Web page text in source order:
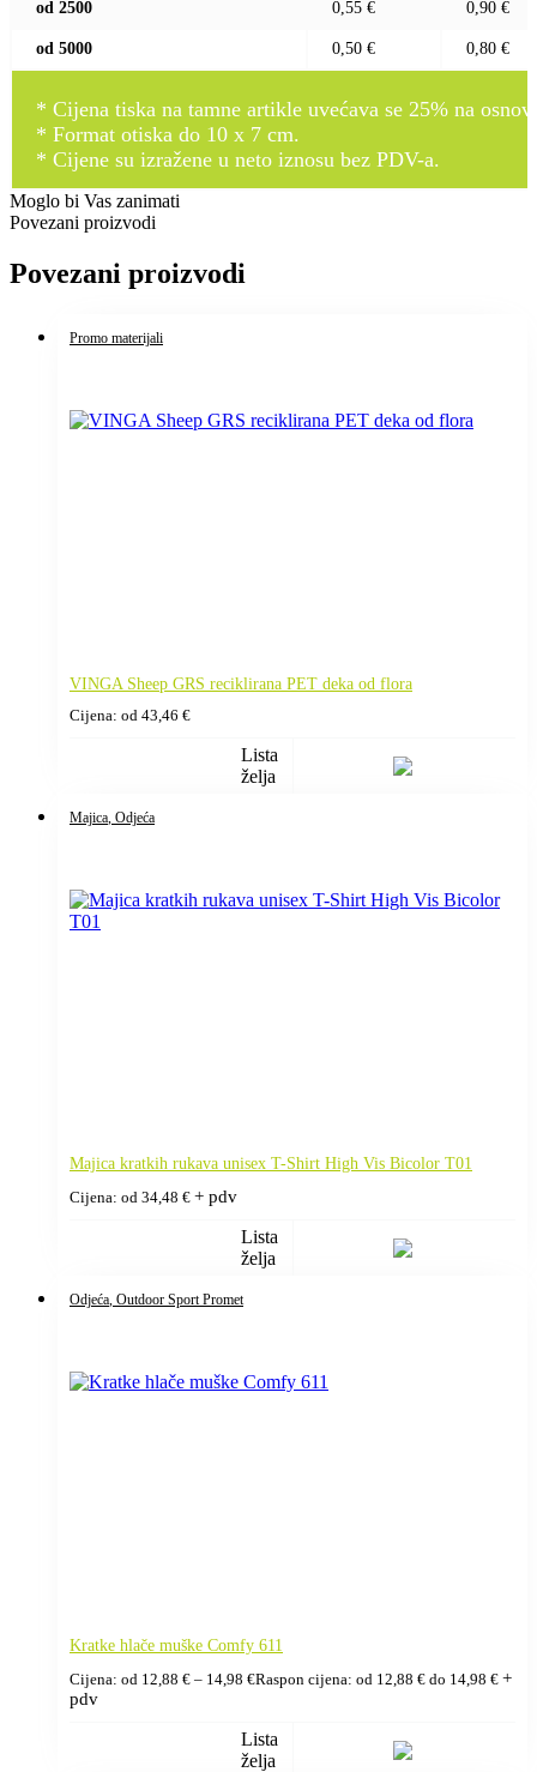
od 2500 0,55 € 0,90 €
od 5000 0,50 € 0,80 €
* Cijena tiska na tamne artikle uvećava se 25% na
* Format otiska do 10 x 7 cm.
* Cijene su izražene u neto iznosu bez PDV-a.
Moglo bi Vas zanimati
Povezani proizvodi
Povezani proizvodi
Promo materijali
VINGA Sheep GRS reciklirana PET deka od flora
Cijena: od 43,46 €
Lista
želja
Majica, Odjeća
Majica kratkih rukava unisex T-Shirt High Vis Bicolor T01
Cijena: od 34,48 € + pdv
Lista
želja
Odjeća, Outdoor Sport Promet
Kratke hlače muške Comfy 611
Cijena: od 12,88 € – 14,98 €Raspon cijena: od 12,88 € do 14,98 € +
pdv
Lista
želja